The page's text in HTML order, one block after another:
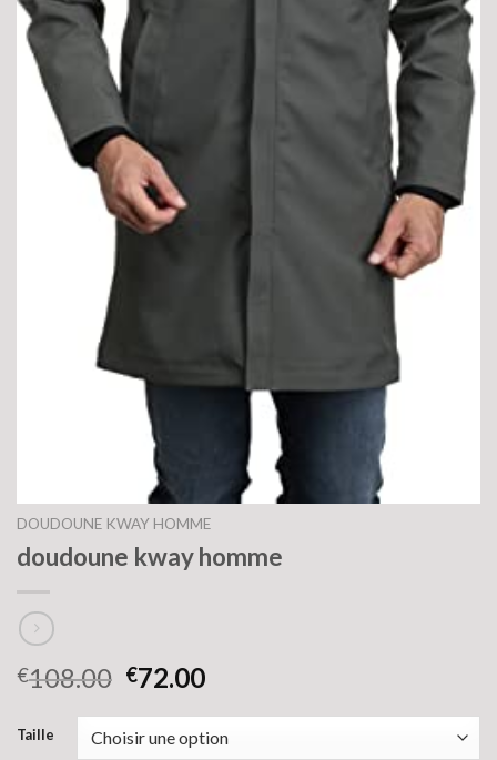
DOUDOUNE KWAY HOMME
doudoune kway homme
€108.00 €72.00
Taille